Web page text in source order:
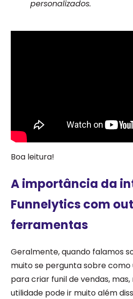
personalizados.
Boa leitura!
A importância da
Funnelytics com
ferramentas
Geralmente, quando falamos
muito se pergunta sobre como
para criar funil de vendas, mas,
utilidade pode ir muito além